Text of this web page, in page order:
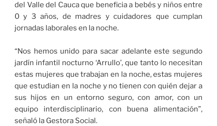
del Valle del Cauca que beneficia a bebés y niños entre
0 y 3 años, de madres y cuidadores que cumplan
jornadas laborales en la noche.
“Nos hemos unido para sacar adelante este segundo
jardín infantil nocturno ‘Arrullo’, que tanto lo necesitan
estas mujeres que trabajan en la noche, estas mujeres
que estudian en la noche y no tienen con quién dejar a
sus hijos en un entorno seguro, con amor, con un
equipo interdisciplinario, con buena alimentación”,
señaló la Gestora Social.